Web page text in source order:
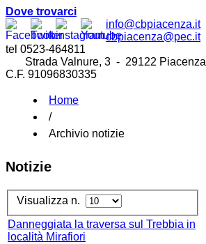
Dove trovarci
info@cbpiacenza.it
cbpiacenza@pec.it
tel 0523-464811
Strada Valnure, 3 - 29122 Piacenza
C.F. 91096830335
Home
/
Archivio notizie
Notizie
Visualizza n.
Danneggiata la traversa sul Trebbia in
località Mirafiori